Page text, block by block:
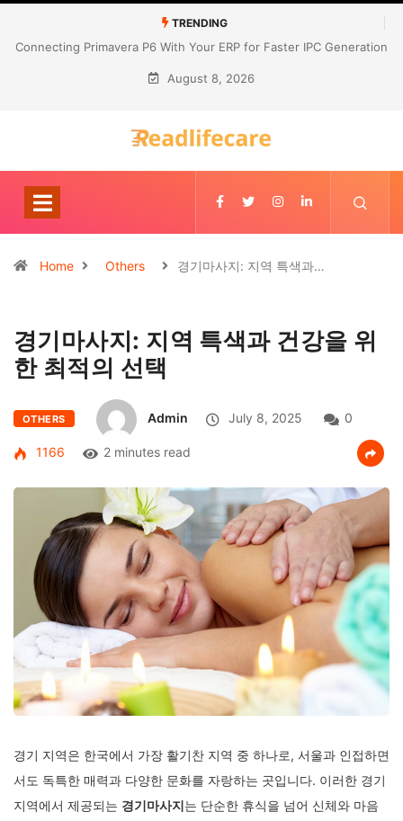
TRENDING
Connecting Primavera P6 With Your ERP for Faster IPC Generation
August 8, 2026
Home Others 경기마사지: 지역 특색과…
경기마사지: 지역 특색과 건강을 위
한 최적의 선택
OTHERS Admin July 8, 2025 0
1166 2 minutes read
경기 지역은 한국에서 가장 활기찬 지역 중 하나로, 서울과 인접하면
서도 독특한 매력과 다양한 문화를 자랑하는 곳입니다. 이러한 경기
지역에서 제공되는 경기마사지는 단순한 휴식을 넘어 신체와 마음